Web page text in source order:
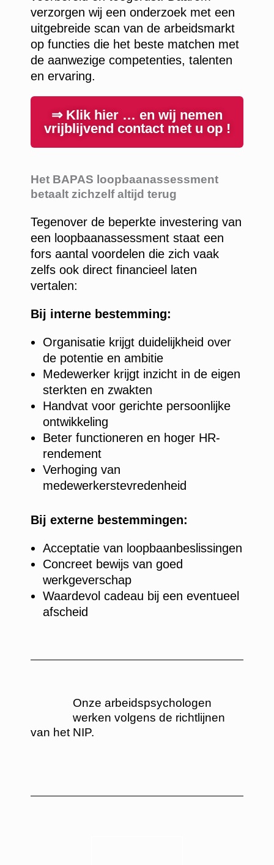
verzorgen wij een onderzoek met een
uitgebreide scan van de arbeidsmarkt
op functies die het beste matchen met
de aanwezige competenties, talenten
en ervaring.
⇒ Klik hier … en wij nemen
vrijblijvend contact met u op !
Het BAPAS loopbaanassessment
betaalt zichzelf altijd terug
Tegenover de beperkte investering van
een loopbaanassessment staat een
fors aantal voordelen die zich vaak
zelfs ook direct financieel laten
vertalen:
Bij interne bestemming:
Organisatie krijgt duidelijkheid over
de potentie en ambitie
Medewerker krijgt inzicht in de eigen
sterkten en zwakten
Handvat voor gerichte persoonlijke
ontwikkeling
Beter functioneren en hoger HR-
rendement
Verhoging van
medewerkerstevredenheid
Bij externe bestemmingen:
Acceptatie van loopbaanbeslissingen
Concreet bewijs van goed
werkgeverschap
Waardevol cadeau bij een eventueel
afscheid
Onze arbeidspsychologen
werken volgens de richtlijnen
van het NIP.